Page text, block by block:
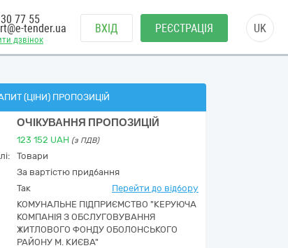
дзвінок
77 55
tender.ua ВХІД РЕЄСТРАЦІЯ UK
(ЦІНИ) ПРОПОЗИЦІЙ
ОЧІКУВАННЯ ПРОПОЗИЦІЙ
123 152 UAH (з ПДВ)
Товари
За вартістю придбання
Так Перейти до відбору
КОМУНАЛЬНЕ ПІДПРИЄМСТВО "КЕРУЮЧА
КОМПАНІЯ З ОБСЛУГОВУВАННЯ
ЖИТЛОВОГО ФОНДУ ОБОЛОНСЬКОГО
РАЙОНУ М. КИЄВА"